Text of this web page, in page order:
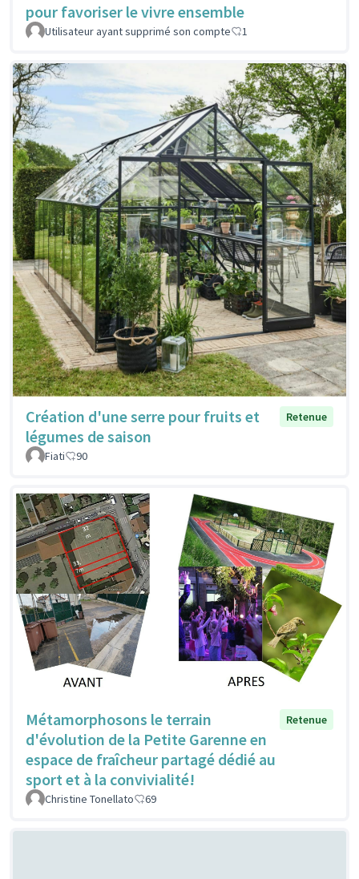
pour favoriser le vivre ensemble
Utilisateur ayant supprimé son compte 1
Création d'une serre pour fruits et
légumes de saison
Retenue
Fiati 90
Métamorphosons le terrain
d'évolution de la Petite Garenne en
espace de fraîcheur partagé dédié au
sport et à la convivialité!
Retenue
Christine Tonellato 69